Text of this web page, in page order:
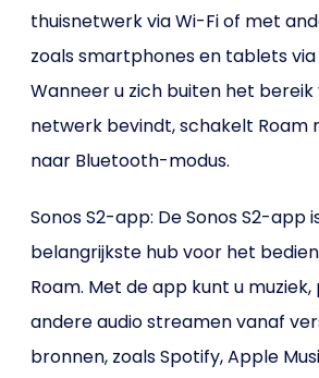
thuisnetwerk via Wi-Fi of met
zoals smartphones en tablets
Wanneer u zich buiten het bereik
netwerk bevindt, schakelt Roam
naar Bluetooth-modus.
Sonos S2-app: De Sonos S2-app
belangrijkste hub voor het
Roam. Met de app kunt u
andere audio streamen vanaf
bronnen, zoals Spotify, Apple